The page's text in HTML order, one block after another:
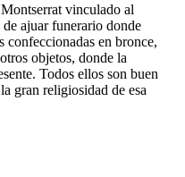
vinculado al
ajuar funerario donde
confeccionadas en bronce,
objetos, donde la
Todos ellos son buen
gran religiosidad de esa